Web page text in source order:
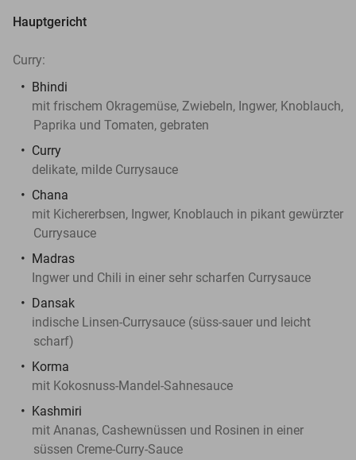
Hauptgericht
Curry:
Bhindi
mit frischem Okra­gemüse, Zwiebeln, Ingwer, Knoblauch,
Paprika und Tomaten, gebraten
Curry
delikate, milde Currysauce
Chana
mit Kichererbsen, Ingwer, Knoblauch in pikant gewürzter
Currysauce
Madras
Ingwer und Chili in einer sehr scharfen Currysauce
Dansak
indische Linsen-Currysauce (süss-sauer und leicht
scharf)
Korma
mit Kokosnuss-Mandel-Sahnesauce
Kashmiri
mit Ananas, Cashewnüssen und Rosinen in einer
süssen Creme-Curry-Sauce